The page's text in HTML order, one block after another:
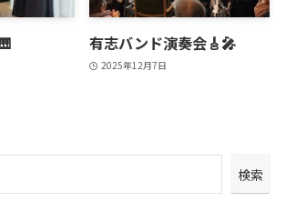
有志バンド演奏会🎸🎤
2025年12月7日
検索